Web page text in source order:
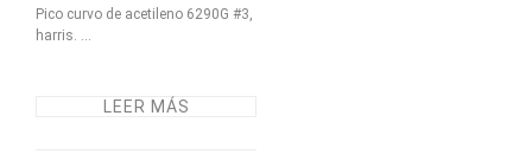
Pico curvo de acetileno 6290G #3,
harris. ...
LEER MÁS